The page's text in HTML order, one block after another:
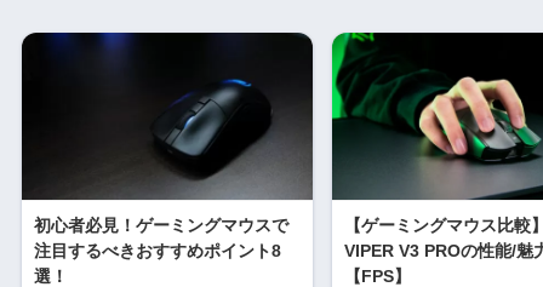
初心者必見！ゲーミングマウスで
注目するべきおすすめポイント8
選！
【ゲーミングマウス比較
VIPER V3 PROの性能/魅
【FPS】